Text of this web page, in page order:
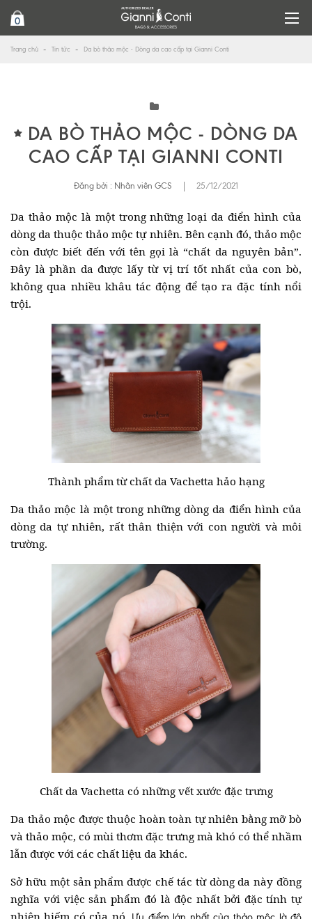
0
Trang chủ Tin tức Da bò thảo mộc - Dòng da cao cấp tại Gianni Conti
DA BÒ THẢO MỘC - DÒNG DA
CAO CẤP TẠI GIANNI CONTI
Đăng bởi : Nhân viên GCS 25/12/2021
Da thảo mộc là một trong những loại da điển hình của
dòng da thuộc thảo mộc tự nhiên. Bên cạnh đó, thảo mộc
còn được biết đến với tên gọi là “chất da nguyên bản”.
Đây là phần da được lấy từ vị trí tốt nhất của con bò,
không qua nhiều khâu tác động để tạo ra đặc tính nổi
trội.
Thành phẩm từ chất da Vachetta hảo hạng
Da thảo mộc là một trong những dòng da điển hình của
dòng da tự nhiên, rất thân thiện với con người và môi
trường.
Chất da Vachetta có những vết xước đặc trưng
Da thảo mộc được thuộc hoàn toàn tự nhiên bằng mỡ bò
và thảo mộc, có mùi thơm đặc trưng mà khó có thể nhầm
lẫn được với các chất liệu da khác.
Sở hữu một sản phẩm được chế tác từ dòng da này đồng
nghĩa với việc sản phẩm đó là độc nhất bởi đặc tính tự
nhiên hiếm có của nó.